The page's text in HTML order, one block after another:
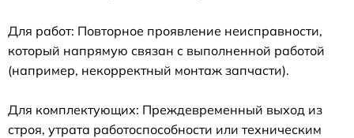
Для работ: Повторное проявление неисправности,
который напрямую связан с выполненной работой
(например, некорректный монтаж запчасти).
Для комплектующих: Преждевременный выход из
строя, утрата работоспособности или техническим